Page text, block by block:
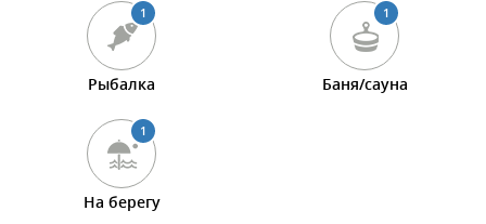
1
Рыбалка
1
Баня/сауна
1
На берегу